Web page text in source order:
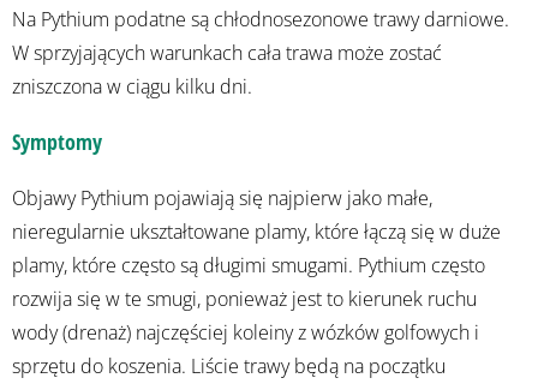
Na Pythium podatne są chłodnosezonowe trawy darniowe.
W sprzyjających warunkach cała trawa może zostać
zniszczona w ciągu kilku dni.
Symptomy
Objawy Pythium pojawiają się najpierw jako małe,
nieregularnie ukształtowane plamy, które łączą się w duże
plamy, które często są długimi smugami. Pythium często
rozwija się w te smugi, ponieważ jest to kierunek ruchu
wody (drenaż) najczęściej koleiny z wózków golfowych i
sprzętu do koszenia. Liście trawy będą na początku